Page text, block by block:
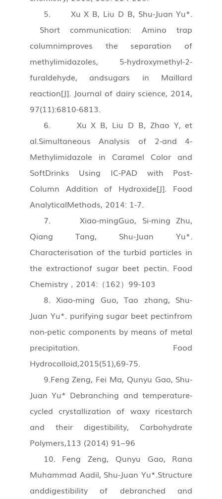
5. Xu X B, Liu D B, Shu-Juan Yu*.
Short communication: Amino trap
columnimproves the separation of
methylimidazoles, 5-hydroxymethyl-2-
furaldehyde, andsugars in Maillard
reaction[J]. Journal of dairy science, 2014,
97(11):6810-6813.
6. Xu X B, Liu D B, Zhao Y, et
al.Simultaneous Analysis of 2-and 4-
Methylimidazole in Caramel Color and
SoftDrinks Using IC-PAD with Post-
Column Addition of Hydroxide[J]. Food
AnalyticalMethods, 2014: 1-7.
7. Xiao-mingGuo, Si-ming Zhu,
Qiang Tang, Shu-Juan Yu*.
Characterisation of the turbid particles in
the extractionof sugar beet pectin. Food
Chemistry，2014:（162）99-103
8. Xiao-ming Guo, Tao zhang, Shu-
Juan Yu*. purifying sugar beet pectinfrom
non-petic components by means of metal
precipitation. Food
Hydrocolloid,2015(51),69-75.
9.Feng Zeng, Fei Ma, Qunyu Gao, Shu-
Juan Yu* Debranching and temperature-
cycled crystallization of waxy ricestarch
and their digestibility, Carbohydrate
Polymers,113 (2014) 91–96
10. Feng Zeng, Qunyu Gao, Rana
Muhammad Aadil, Shu-Juan Yu*.Structure
anddigestibility of debranched and